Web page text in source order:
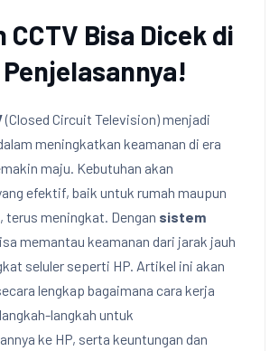
CCTV Bisa Dicek di
Penjelasannya!
(Closed Circuit Television) menjadi
meningkatkan keamanan di era
maju. Kebutuhan akan
efektif, baik untuk rumah maupun
terus meningkat. Dengan sistem
memantau keamanan dari jarak jauh
seluler seperti HP. Artikel ini akan
lengkap bagaimana cara kerja
langkah untuk
ke HP, serta keuntungan dan